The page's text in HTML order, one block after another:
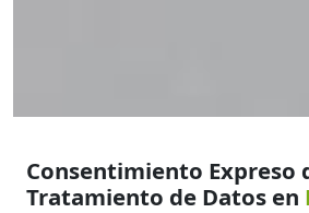
Consentimiento Expreso
Tratamiento de Datos en